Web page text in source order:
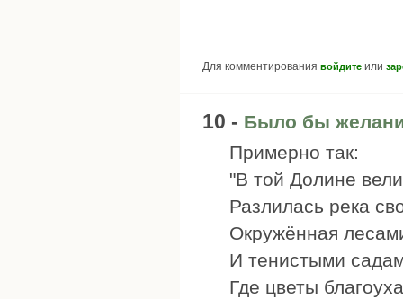
Для комментирования войдите или
10 - Было бы
Примерно так:
"В той Долине
Разлилась река
Окружённая
И тенистыми
Где цветы